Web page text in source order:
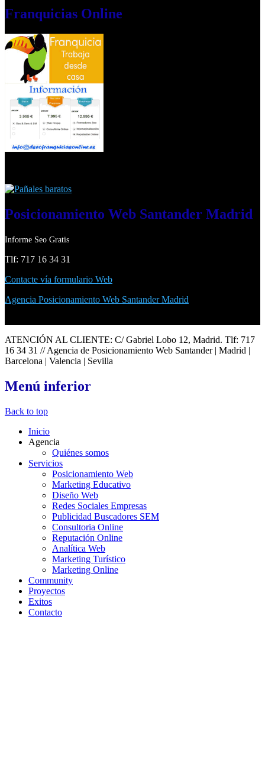
Franquicias Online
Posicionamiento Web Santander Madrid
Informe Seo Gratis
Tlf: 717 16 34 31
Contacte vía formulario Web
Agencia Posicionamiento Web Santander Madrid
ATENCIÓN AL CLIENTE: C/ Gabriel Lobo 12, Madrid. Tlf: 717
16 34 31 // Agencia de Posicionamiento Web Santander | Madrid |
Barcelona | Valencia | Sevilla
Menú inferior
Back to top
Inicio
Agencia
Quiénes somos
Servicios
Posicionamiento Web
Marketing Educativo
Diseño Web
Redes Sociales Empresas
Publicidad Buscadores SEM
Consultoria Online
Reputación Online
Analítica Web
Marketing Turístico
Marketing Online
Community
Proyectos
Exitos
Contacto